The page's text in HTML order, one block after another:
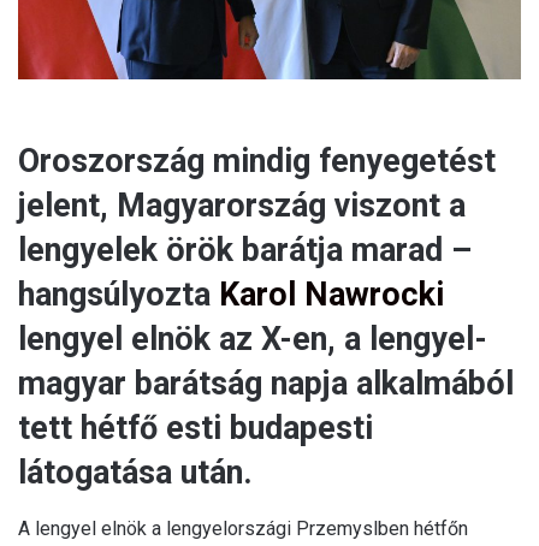
Oroszország mindig fenyegetést
jelent, Magyarország viszont a
lengyelek örök barátja marad –
hangsúlyozta Karol Nawrocki
lengyel elnök az X-en, a lengyel-
magyar barátság napja alkalmából
tett hétfő esti budapesti
látogatása után.
A lengyel elnök a lengyelországi Przemyslben hétfőn